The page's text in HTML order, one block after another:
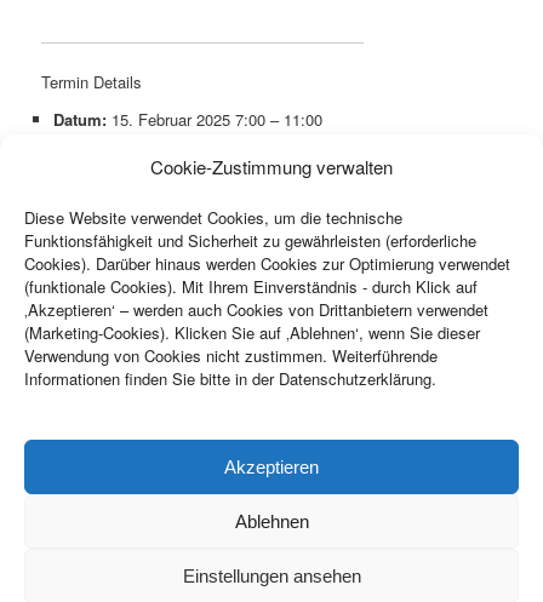
Cookie-Zustimmung verwalten
Diese Website verwendet Cookies, um die technische
Funktionsfähigkeit und Sicherheit zu gewährleisten (erforderliche
Cookies). Darüber hinaus werden Cookies zur Optimierung verwendet
(funktionale Cookies). Mit Ihrem Einverständnis - durch Klick auf
‚Akzeptieren‘ – werden auch Cookies von Drittanbietern verwendet
(Marketing-Cookies). Klicken Sie auf ‚Ablehnen‘, wenn Sie dieser
Verwendung von Cookies nicht zustimmen. Weiterführende
Informationen finden Sie bitte in der Datenschutzerklärung.
Akzeptieren
Ablehnen
Einstellungen ansehen
Termin Details
Datum: 15. Februar 2025 7:00 – 11:00
Terminkategorien: Veranstaltung
+
−
CSU Ortsverband Haimhausen. Alle Rechte